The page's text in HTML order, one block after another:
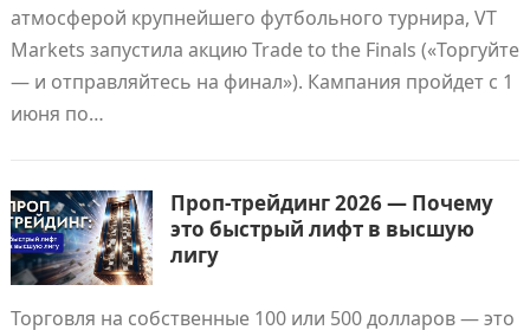
атмосферой крупнейшего футбольного турнира, VT
Markets запустила акцию Trade to the Finals («Торгуйте
— и отправляйтесь на финал»). Кампания пройдет с 1
июня по…
Проп-трейдинг 2026 — Почему
это быстрый лифт в высшую
лигу
Торговля на собственные 100 или 500 долларов — это